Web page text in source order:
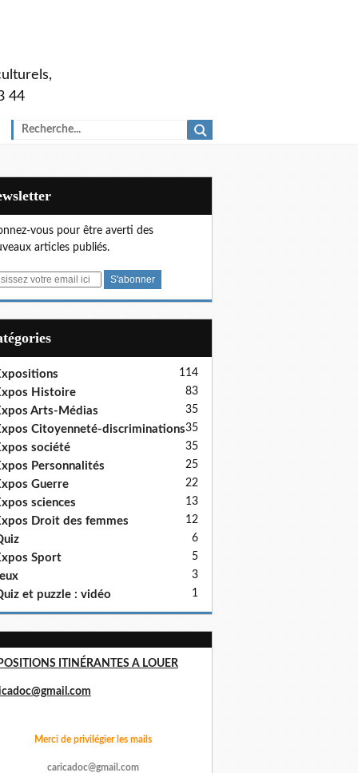
44
vous pour être averti des
articles publiés.
114
Histoire 83
Arts-Médias 35
Citoyenneté-discriminations35
société 35
Personnalités 25
Guerre 22
sciences 13
Droit des femmes 12
6
Sport 5
3
et puzzle : vidéo 1
ITINÉRANTES A LOUER
Merci de privilégier les mails
caricadoc@gmail.com